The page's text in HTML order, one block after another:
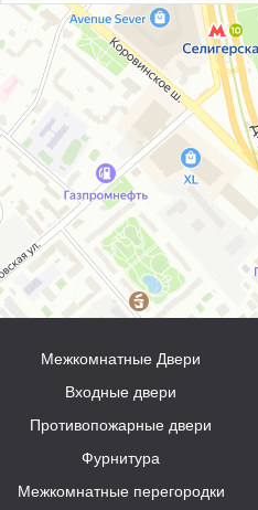
Межкомнатные Двери
Входные двери
Противопожарные двери
Фурнитура
Межкомнатные перегородки